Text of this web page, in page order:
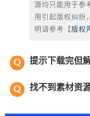
源均只能用于参
用引起版权纠纷
明请参考【 版权
提示下载完但
找不到素材资